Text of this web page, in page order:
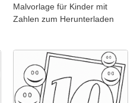
Malvorlage für Kinder mit
Zahlen zum Herunterladen